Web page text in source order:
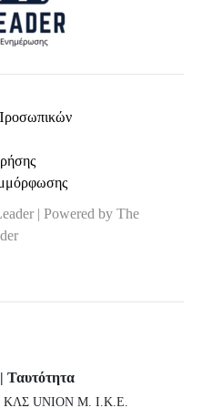
| Powered by The
Ταυτότητα
ΚΛΣ UNION Μ. Ι.Κ.Ε.